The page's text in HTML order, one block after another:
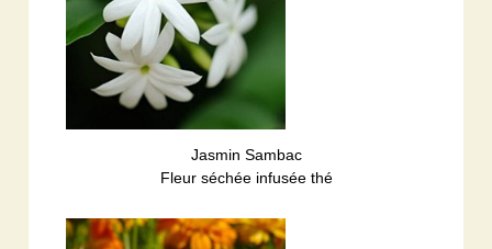
Jasmin Sambac
Fleur séchée infusée thé